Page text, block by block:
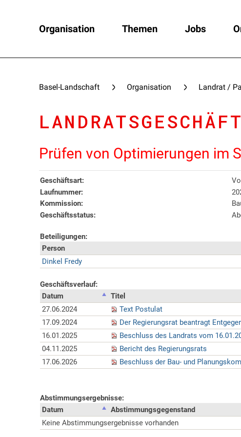
Organisation Themen Jobs
Basel-Landschaft Organisation Landrat /